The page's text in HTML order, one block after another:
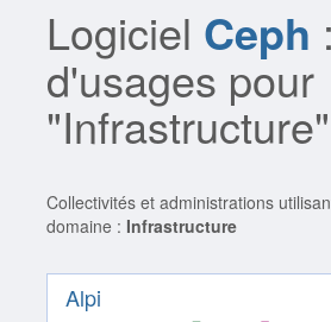
Logiciel Ceph
d'usages pour
"Infrastructure"
Collectivités et administrations
domaine : Infrastructure
Alpi